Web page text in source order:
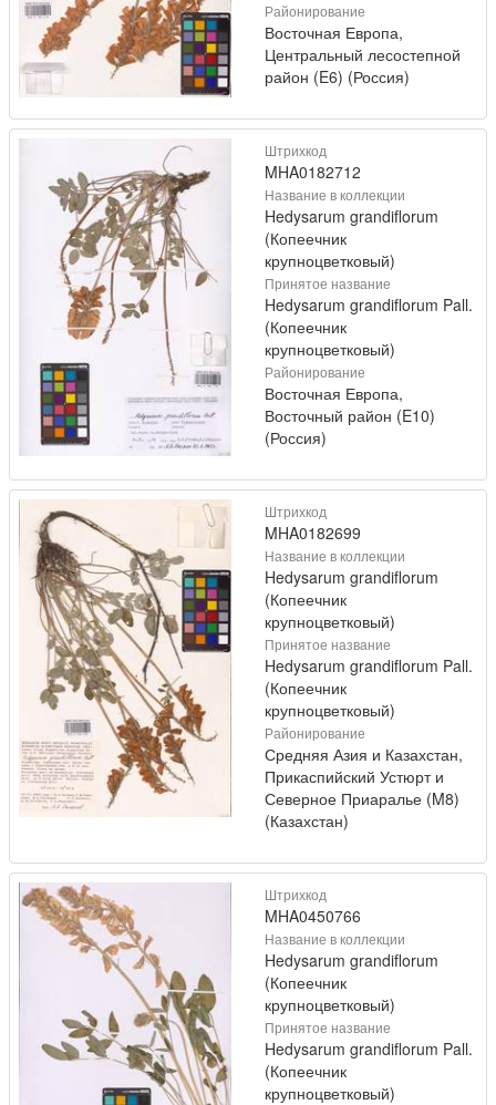
Районирование
Восточная Европа,
Центральный лесостепной
район (E6) (Россия)
Штрихкод
MHA0182712
Название в коллекции
Hedysarum grandiflorum
(Копеечник
крупноцветковый)
Принятое название
Hedysarum grandiflorum Pall.
(Копеечник
крупноцветковый)
Районирование
Восточная Европа,
Восточный район (E10)
(Россия)
Штрихкод
MHA0182699
Название в коллекции
Hedysarum grandiflorum
(Копеечник
крупноцветковый)
Принятое название
Hedysarum grandiflorum Pall.
(Копеечник
крупноцветковый)
Районирование
Средняя Азия и Казахстан,
Прикаспийский Устюрт и
Северное Приаралье (M8)
(Казахстан)
Штрихкод
MHA0450766
Название в коллекции
Hedysarum grandiflorum
(Копеечник
крупноцветковый)
Принятое название
Hedysarum grandiflorum Pall.
(Копеечник
крупноцветковый)